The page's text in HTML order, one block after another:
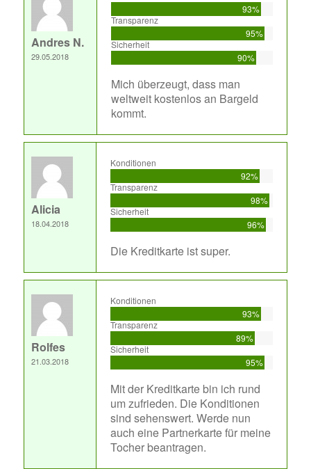
Andres N.
29.05.2018
93%
Transparenz
95%
Sicherheit
90%
Mich überzeugt, dass man
weltweit kostenlos an Bargeld
kommt.
Alicia
18.04.2018
Konditionen
92%
Transparenz
98%
Sicherheit
96%
Die Kreditkarte ist super.
Rolfes
21.03.2018
Konditionen
93%
Transparenz
89%
Sicherheit
95%
Mit der Kreditkarte bin ich rund
um zufrieden. Die Konditionen
sind sehenswert. Werde nun
auch eine Partnerkarte für meine
Tocher beantragen.